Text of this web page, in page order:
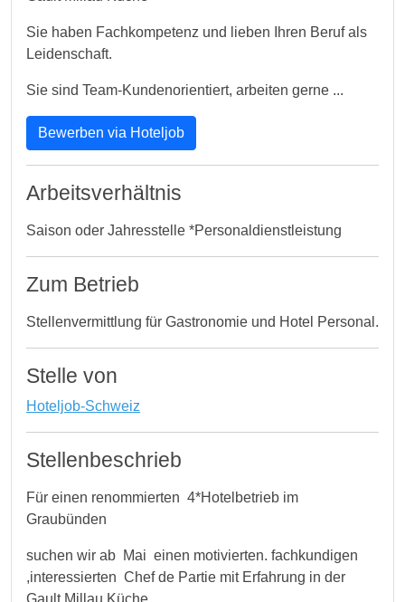
Sie haben Fachkompetenz und lieben Ihren Beruf als
Leidenschaft.
Sie sind Team-Kundenorientiert, arbeiten gerne ...
Bewerben via Hoteljob
Arbeitsverhältnis
Saison oder Jahresstelle *Personaldienstleistung
Zum Betrieb
Stellenvermittlung für Gastronomie und Hotel Personal.
Stelle von
Hoteljob-Schweiz
Stellenbeschrieb
Für einen renommierten 4*Hotelbetrieb im
Graubünden
suchen wir ab Mai einen motivierten. fachkundigen
,interessierten Chef de Partie mit Erfahrung in der
Gault Millau Küche